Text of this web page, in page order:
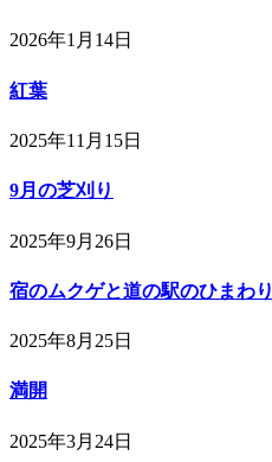
2026年1月14日
紅葉
2025年11月15日
9月の芝刈り
2025年9月26日
宿のムクゲと道の駅のひまわり
2025年8月25日
満開
2025年3月24日